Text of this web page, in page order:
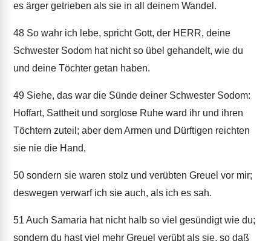
es ärger getrieben als sie in all deinem Wandel.
48 So wahr ich lebe, spricht Gott, der HERR, deine
Schwester Sodom hat nicht so übel gehandelt, wie du
und deine Töchter getan haben.
49 Siehe, das war die Sünde deiner Schwester Sodom:
Hoffart, Sattheit und sorglose Ruhe ward ihr und ihren
Töchtern zuteil; aber dem Armen und Dürftigen reichten
sie nie die Hand,
50 sondern sie waren stolz und verübten Greuel vor mir;
deswegen verwarf ich sie auch, als ich es sah.
51 Auch Samaria hat nicht halb so viel gesündigt wie du;
sondern du hast viel mehr Greuel verübt als sie, so daß